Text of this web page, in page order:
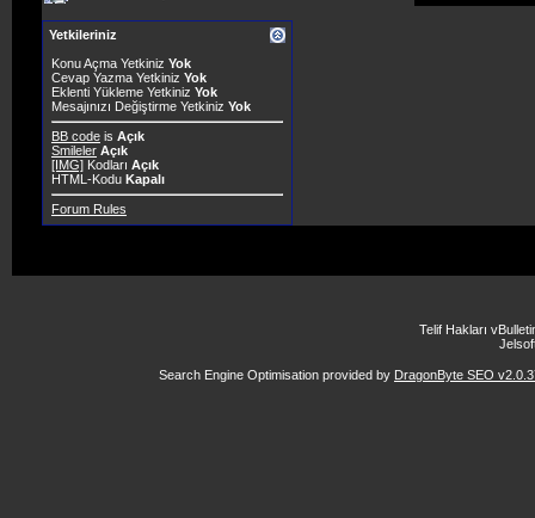
Yetkileriniz
Konu Açma Yetkiniz Yok
Cevap Yazma Yetkiniz Yok
Eklenti Yükleme Yetkiniz Yok
Mesajınızı Değiştirme Yetkiniz Yok
BB code is Açık
Smileler Açık
[IMG] Kodları Açık
HTML-Kodu Kapalı
Forum Rules
Telif Hakları
Search Engine Optimisation provided by DragonByte SEO